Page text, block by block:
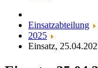
Einsatzabteilung
2025
Einsatz,